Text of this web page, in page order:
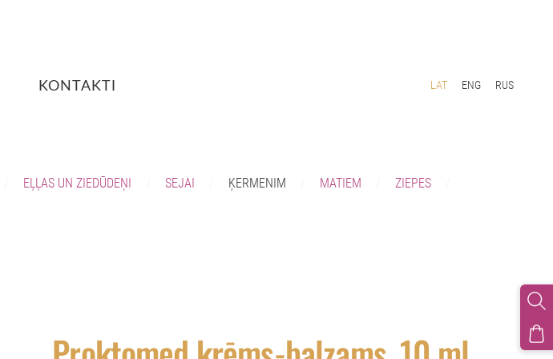
KONTAKTI LAT ENG RUS
EĻĻAS UN ZIEDŪDEŅI SEJAI ĶERMENIM MATIEM ZIEPES